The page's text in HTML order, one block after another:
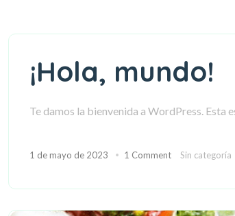
¡Hola, mundo!
Te damos la bienvenida a WordPress. Esta
1 de mayo de 2023 1 Comment Sin categoría